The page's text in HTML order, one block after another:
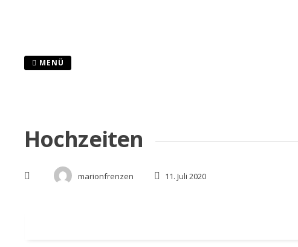
MENÜ
Hochzeiten
marionfrenzen 11. Juli 2020